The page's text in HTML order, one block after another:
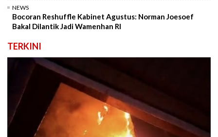
NEWS
Bocoran Reshuffle Kabinet Agustus: Norman Joesoef
Bakal Dilantik Jadi Wamenhan RI
TERKINI